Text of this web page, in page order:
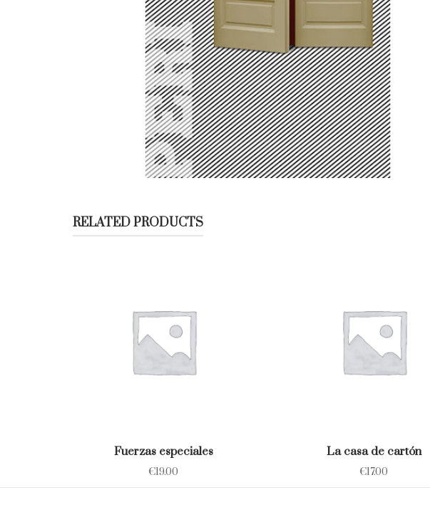
RELATED PRODUCTS
Fuerzas especiales
€19.00
La casa de cartón
€17.00